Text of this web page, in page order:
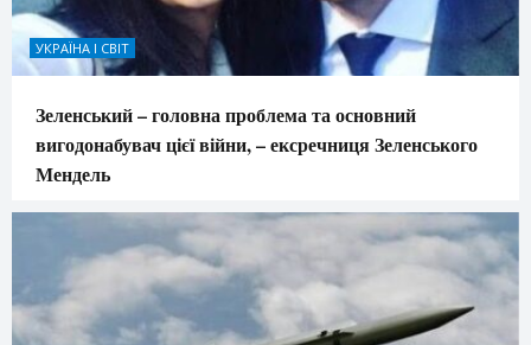
УКРАЇНА І СВІТ
Зеленський – головна проблема та основний
вигодонабувач цієї війни, – ексречниця Зеленського
Мендель